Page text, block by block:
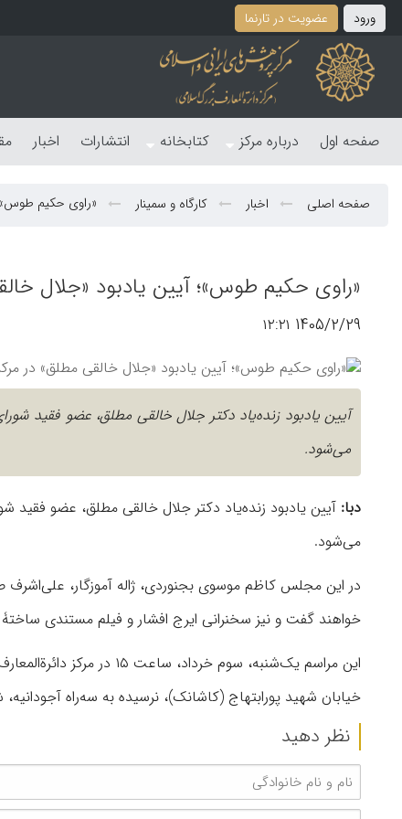
ورود عضویت در تارنما
صفحه اول درباره مرکز کتابخانه انتشارات اخبار
صفحه اصلی اخبار کارگاه و سمینار «راوی حکیم طوس»؛
«راوی حکیم طوس»؛ آیین یادبود «جلال
1405/2/29 ۱۲:۲۱
آیین یادبود زنده‌یاد دکتر جلال خالقی مطلق، عضو فقید
می‌شود.
دبا: آیین یادبود زنده‌یاد دکتر جلال خالقی مطلق، عضو فقید
می‌شود.
در این مجلس کاظم موسوی بجنوردی، ژاله آموزگار،
خواهند گفت و نیز سخنرانی ایرج افشار و فیلم مستندی
این مراسم یک‌‌شنبه، سوم
خیابان شهید پورابتهاج (کاشانک)، نرسیده به سه‌راه آجودانیه، شمارۀ ٢١٠ برگزار
نظر دهید